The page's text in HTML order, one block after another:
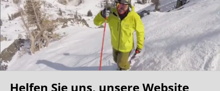
Helfen Sie uns, unsere Website